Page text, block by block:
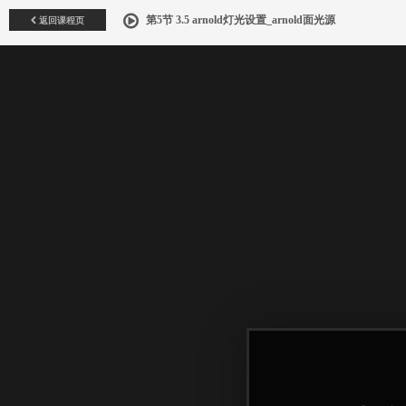
返回课程页 第5节 3.5 arnold灯光设置_arnold面光源